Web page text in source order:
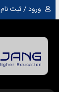
ورود / ثبت نام